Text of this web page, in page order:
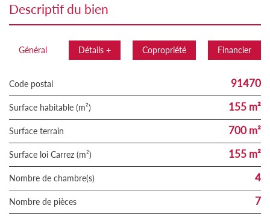
descriptif du bien
Général Détails + Copropriété Financier
Code postal 91470
Surface habitable (m²) 155 m²
surface terrain 700 m²
Surface loi Carrez (m²) 155 m²
Nombre de chambre(s) 4
Nombre de pièces 7